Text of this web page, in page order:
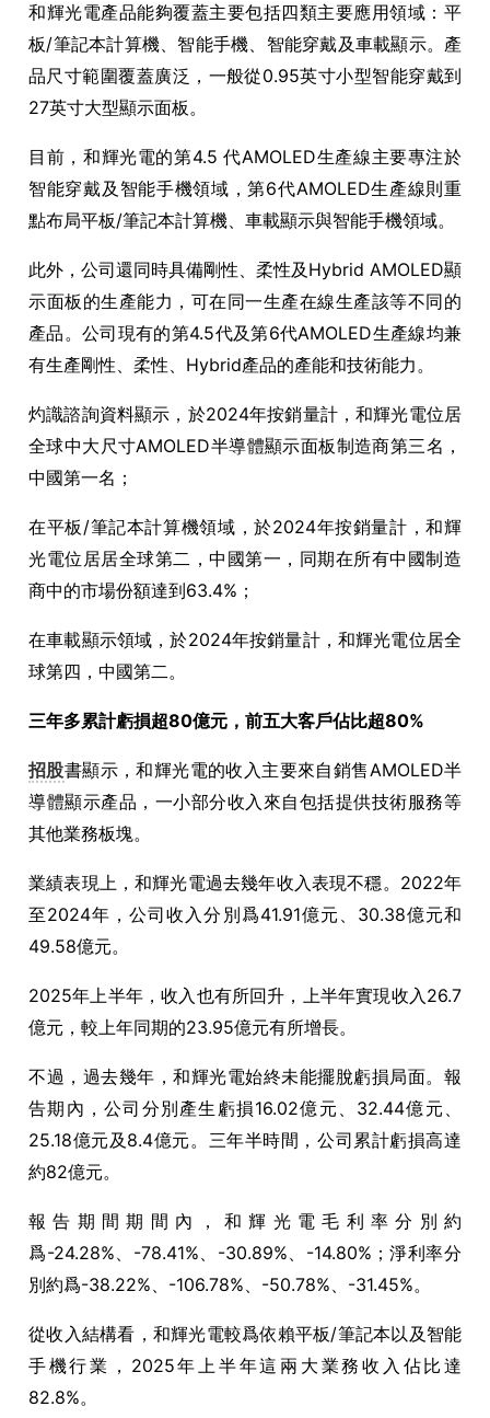
和輝光電產品能夠覆蓋主要包括四類主要應用領域：平
板/筆記本計算機、智能手機、智能穿戴及車載顯示。產
品尺寸範圍覆蓋廣泛，一般從0.95英寸小型智能穿戴到
27英寸大型顯示面板。
目前， 和輝光電的第4.5代AMOLED生產線主要專注於
智能穿戴及智能手機領域，第6代AMOLED生產線則重
點布局平板/筆記本計算機、車載顯示與智能手機領域。
此外，公司還同時具備剛性、柔性及 Hybrid AMOLED顯
示面板的生產能力，可在同一生產在線生產該等不同的
產品。公司現有的第4.5代及第6代AMOLED生產線均兼
有生產剛性、柔性、 Hybrid產品的產能和技術能力。
灼識諮詢資料顯示， 於2024年按銷量計，和輝光電位居
全球中大尺寸AMOLED半導體顯示面板制造商第三名，
中國第一名；
在平板 /筆記本計算機領域 ，於2024年按銷量計，和輝
光電位居居全球第二，中國第一，同期在所有中國制造
商中的市場份額達到63.4% ；
在車載顯示領域，於2024年按銷量計，和輝光電位居全
球第四，中國第二。
三年多累計虧損超80億元，前五大客戶佔比超80%
招股書顯示，和輝光電的收入主要來自銷售AMOLED半
導體顯示產品，一小部分收入來自包括提供技術服務等
其他業務板塊。
業績表現上，和輝光電過去幾年收入表現不穩。 2022年
至2024年，公司收入分別爲41.91億元、 30.38億元和
49.58億元。
2025年上半年，收入也有所回升，上半年實現收入26.7
億元，較上年同期的23.95億元有所增長。
不過，過去幾年，和輝光電始終未能擺脫虧損局面。報
告期內，公司分別產生虧損16.02億元、 32.44億元、
25.18億元及 8.4億元。三年半時間，公司累計虧損高達
約82億元。
報告期間期間內，和輝光電毛利率分別約
爲-24.28%、 -78.41%、 -30.89%、 -14.80% ；淨利率分
別約爲-38.22%、 -106.78%、 -50.78%、 -31.45%。
從收入結構看，和輝光電較爲依賴平板/筆記本以及智能
手機行業， 2025年上半年這兩大業務收入佔比達
82.8%。